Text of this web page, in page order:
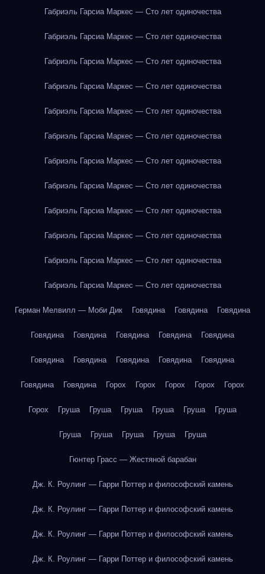
Габриэль Гарсиа Маркес — Сто лет одиночества
Габриэль Гарсиа Маркес — Сто лет одиночества
Габриэль Гарсиа Маркес — Сто лет одиночества
Габриэль Гарсиа Маркес — Сто лет одиночества
Габриэль Гарсиа Маркес — Сто лет одиночества
Габриэль Гарсиа Маркес — Сто лет одиночества
Габриэль Гарсиа Маркес — Сто лет одиночества
Габриэль Гарсиа Маркес — Сто лет одиночества
Габриэль Гарсиа Маркес — Сто лет одиночества
Габриэль Гарсиа Маркес — Сто лет одиночества
Габриэль Гарсиа Маркес — Сто лет одиночества
Габриэль Гарсиа Маркес — Сто лет одиночества
Герман Мелвилл — Моби Дик Говядина Говядина Говядина
Говядина Говядина Говядина Говядина Говядина
Говядина Говядина Говядина Говядина Говядина
Говядина Говядина Горох Горох Горох Горох Горох
Горох Груша Груша Груша Груша Груша Груша
Груша Груша Груша Груша Груша
Гюнтер Грасс — Жестяной барабан
Дж. К. Роулинг — Гарри Поттер и философский камень
Дж. К. Роулинг — Гарри Поттер и философский камень
Дж. К. Роулинг — Гарри Поттер и философский камень
Дж. К. Роулинг — Гарри Поттер и философский камень